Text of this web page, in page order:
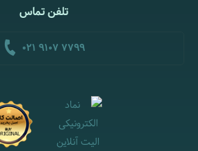
تلفن تماس
021 9107 7799